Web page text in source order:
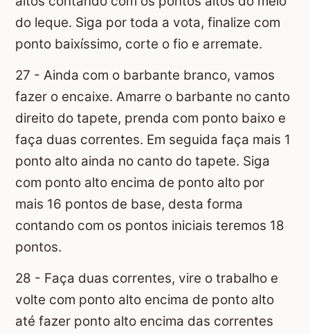
do leque. Siga por toda a vota, finalize com
ponto baixíssimo, corte o fio e arremate.
27 - Ainda com o barbante branco, vamos
fazer o encaixe. Amarre o barbante no canto
direito do tapete, prenda com ponto baixo e
faça duas correntes. Em seguida faça mais 1
ponto alto ainda no canto do tapete. Siga
com ponto alto encima de ponto alto por
mais 16 pontos de base, desta forma
contando com os pontos iniciais teremos 18
pontos.
28 - Faça duas correntes, vire o trabalho e
volte com ponto alto encima de ponto alto
até fazer ponto alto encima das correntes